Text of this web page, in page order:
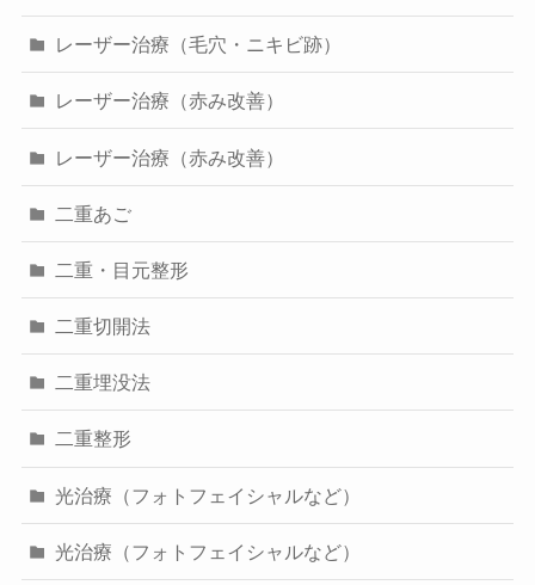
レーザー治療（毛穴・ニキビ跡）
レーザー治療（赤み改善）
レーザー治療（赤み改善）
二重あご
二重・目元整形
二重切開法
二重埋没法
二重整形
光治療（フォトフェイシャルなど）
光治療（フォトフェイシャルなど）